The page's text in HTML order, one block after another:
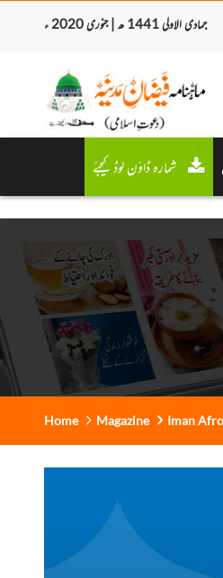
جمادی الاولی 1441 ھ | جنوری 2020 ء
شمارہ ڈاؤن لوڈ کیجئے
Home Magazine Iman